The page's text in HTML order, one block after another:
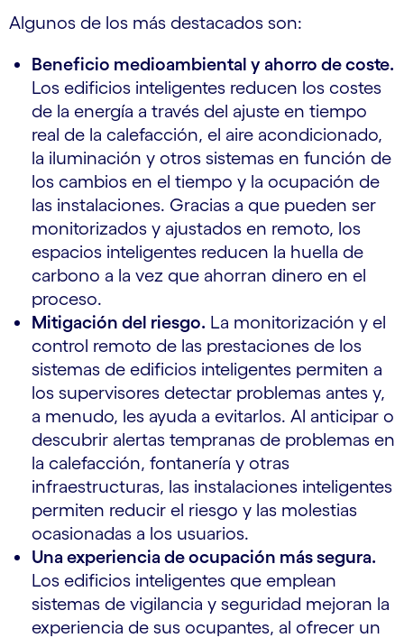
Algunos de los más destacados son:
Beneficio medioambiental y ahorro de coste.
Los edificios inteligentes reducen los costes
de la energía a través del ajuste en tiempo
real de la calefacción, el aire acondicionado,
la iluminación y otros sistemas en función de
los cambios en el tiempo y la ocupación de
las instalaciones. Gracias a que pueden ser
monitorizados y ajustados en remoto, los
espacios inteligentes reducen la huella de
carbono a la vez que ahorran dinero en el
proceso.
Mitigación del riesgo. La monitorización y el
control remoto de las prestaciones de los
sistemas de edificios inteligentes permiten a
los supervisores detectar problemas antes y,
a menudo, les ayuda a evitarlos. Al anticipar o
descubrir alertas tempranas de problemas en
la calefacción, fontanería y otras
infraestructuras, las instalaciones inteligentes
permiten reducir el riesgo y las molestias
ocasionadas a los usuarios.
Una experiencia de ocupación más segura.
Los edificios inteligentes que emplean
sistemas de vigilancia y seguridad mejoran la
experiencia de sus ocupantes, al ofrecer un